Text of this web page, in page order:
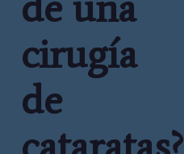
cirugía
de